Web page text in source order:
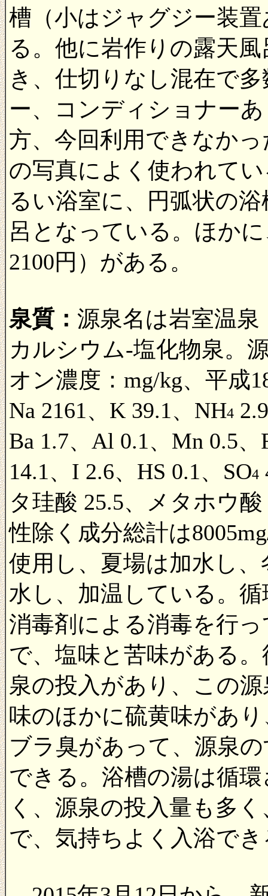
槽（小はジャグジー装
る。他に岩作りの露天
き、仕切りなし混在で
ー、コンディショナー
方、今回利用できなか
の写真によく使われて
るい浴室に、円弧状の
呂となっている。ほか
2100円）がある。
泉質： 源泉名は岩室温
カルシウム-塩化物泉。
オン濃度：mg/kg、平成
Na 2161、K 39.1、NH4
Ba 1.7、Al 0.1、Mn 0.5
14.1、I 2.6、HS 0.1、SO4
タ珪酸 25.5、メタホウ酸
性除く成分総計は
使用し、夏場は加水し
水し、加温している。
消毒剤による消毒を行
で、塩味と苦味がある
泉の投入があり、この
味のほかに硫黄味があ
ブラ臭があって、源泉
できる。浴槽の湯は循
く、源泉の投入量も多
で、気持ちよく入浴で